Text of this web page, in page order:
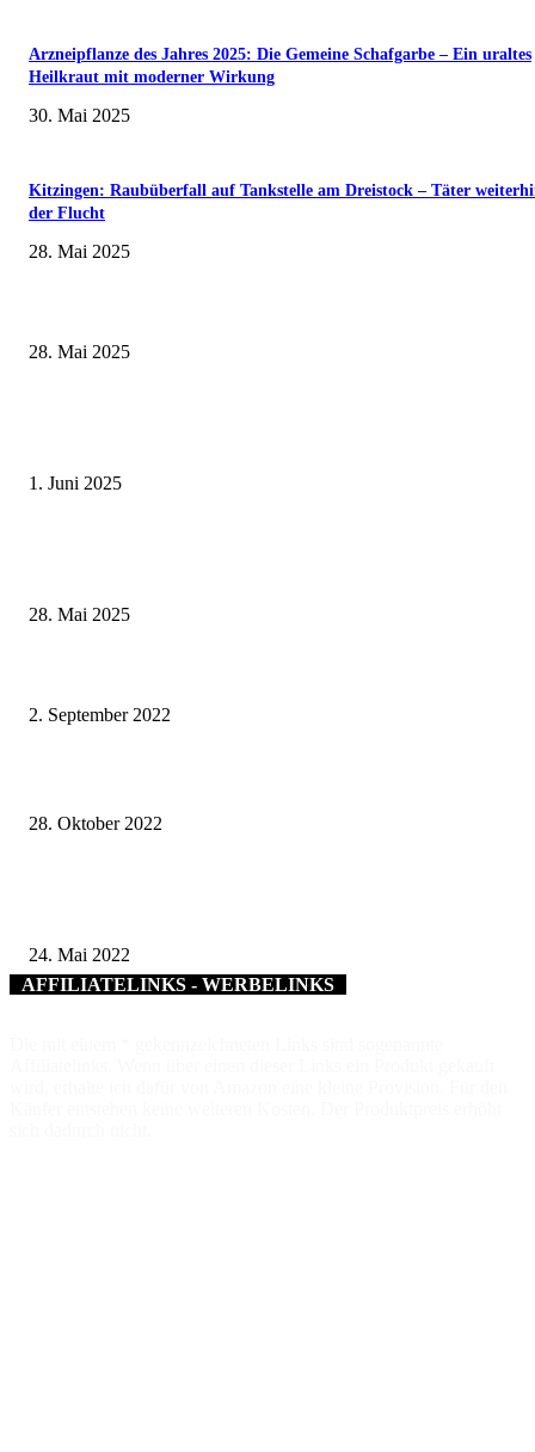
Arzneipflanze des Jahres 2025: Die Gemeine Schafgarbe – Ein uraltes
Heilkraut mit moderner Wirkung
30. Mai 2025
Kitzingen: Raubüberfall auf Tankstelle am Dreistock – Täter
der Flucht
28. Mai 2025
28. Mai 2025
1. Juni 2025
28. Mai 2025
2. September 2022
28. Oktober 2022
24. Mai 2022
AFFILIATELINKS - WERBELINKS